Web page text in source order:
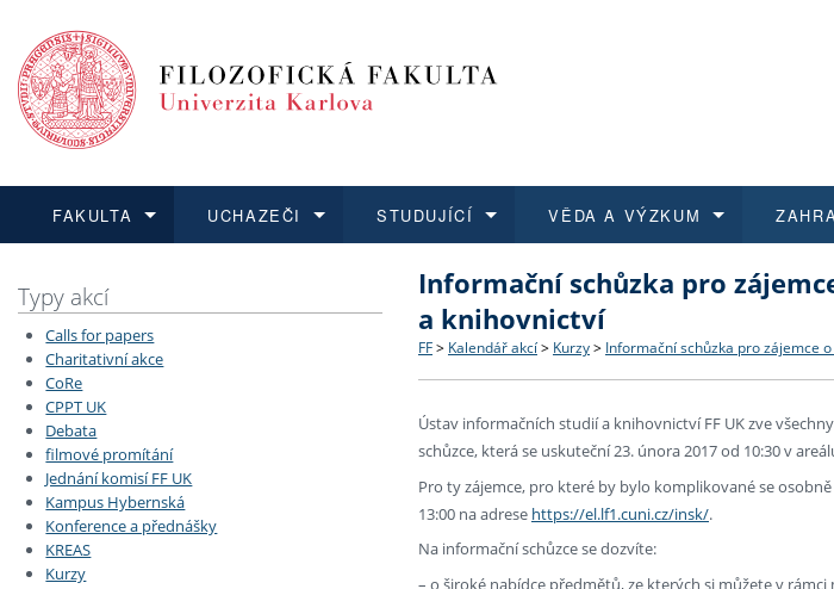
FAKULTA
Dozvědět se více
Struktura a historie
Strategie a další dokumenty
Fakultní školy FF UK
UCHAZEČI
Podat přihlášku
Co studovat a jak se přihlásit
Učitelské studijní programy
STUDUJÍCÍ
Dozvědět se více
Bakalářské a magisterské studium
Doktorské studium
VĚDA A VÝZKUM
Dozvědět se více
O vědě a výzkumu na FF UK
Akademické kvalifikace
Dozvědět se více
Aktuální nabídky a výběrová řízení
Vyjíždějící studenti
Typy akcí
Calls for papers
Charitativní akce
CoRe
CPPT UK
Debata
filmové promítání
Jednání komisí FF UK
Kampus Hybernská
Konference a přednášky
KREAS
Kurzy
Informační schůzka pro
a knihovnictví
FF > Kalendář akcí > Kurzy > Informační schůzka pro zájemce
Ústav informačních studií a knihovnictví FF UK zve
schůzce, která se uskuteční 23. února 2017 od 10:30 v
Pro ty zájemce, pro které by bylo komplikované se
13:00 na adrese https://el.lf1.cuni.cz/insk/.
Na informační schůzce se dozvíte:
– o široké nabídce předmětů, ze kterých si můžete v